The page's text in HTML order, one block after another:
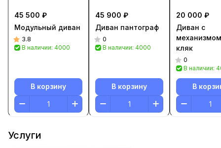
45 500 ₽
Модульный диван
3.8
В наличии: 4000
В корзину
45 900 ₽
Диван пантограф
0
В наличии: 4000
В корзину
20 000 ₽
Диван с
кляк
0
В наличии:
В
Услуги